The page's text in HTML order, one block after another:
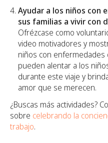
Ayudar a los niños con
sus familias a vivir con
Ofrézcase como
video motivadores y
niños con enfermedades
pueden alentar a los
durante este viaje y
amor que se merecen.
¿Buscas más actividades?
sobre celebrando la
trabajo.